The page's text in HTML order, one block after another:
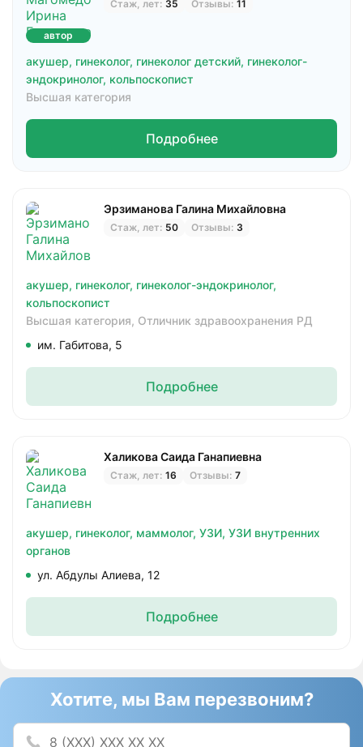
автор
Стаж, лет: 35 Отзывы: 11
акушер, гинеколог, гинеколог детский, гинеколог-
эндокринолог, кольпоскопист
Высшая категория
Подробнее
Эрзиманова Галина Михайловна
Стаж, лет: 50 Отзывы: 3
акушер, гинеколог, гинеколог-эндокринолог,
кольпоскопист
Высшая категория, Отличник здравоохранения РД
им. Габитова, 5
Подробнее
Халикова Саида Ганапиевна
Стаж, лет: 16 Отзывы: 7
акушер, гинеколог, маммолог, УЗИ, УЗИ внутренних
органов
ул. Абдулы Алиева, 12
Подробнее
Хотите, мы Вам перезвоним?